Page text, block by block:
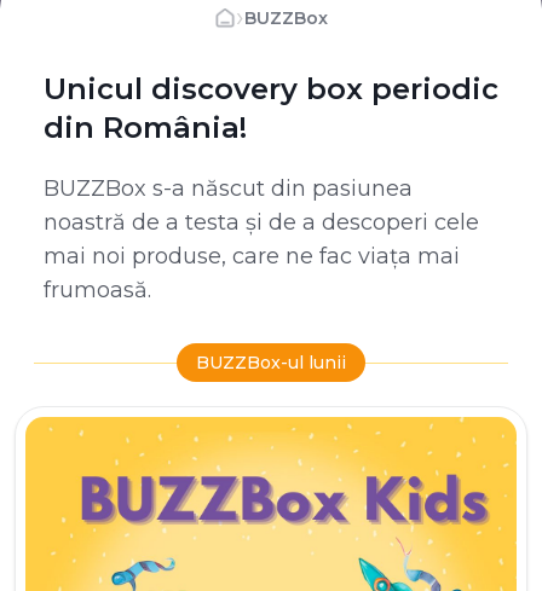
›BUZZBox
Unicul discovery box periodic
din România!
BUZZBox s-a născut din pasiunea
noastră de a testa și de a descoperi cele
mai noi produse, care ne fac viața mai
frumoasă.
BUZZBox-ul lunii